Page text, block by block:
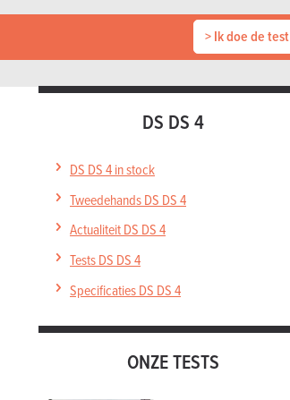
> Ik doe de test
DS DS 4
DS DS 4 in stock
Tweedehands DS DS 4
Actualiteit DS DS 4
Tests DS DS 4
Specificaties DS DS 4
ONZE TESTS